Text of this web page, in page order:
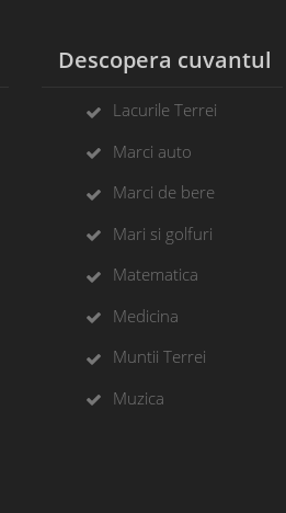
Descopera cuvantul
Lacurile Terrei
Marci auto
Marci de bere
Mari si golfuri
Matematica
Medicina
Muntii Terrei
Muzica